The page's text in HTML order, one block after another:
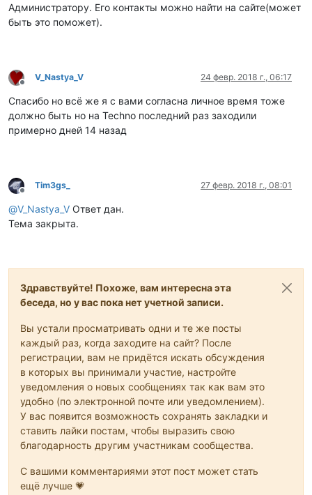
Администратору. Его контакты можно найти на сайте(может
быть это поможет).
Не в сети
V_Nastya_V 24 февр. 2018 г., 06:17
Спасибо но всё же я с вами согласна личное время тоже
должно быть но на Techno последний раз заходили
примерно дней 14 назад
Не в сети
Tim3gs_ 27 февр. 2018 г., 08:01
@V_Nastya_V Ответ дан.
Тема закрыта.
Здравствуйте! Похоже, вам интересна эта
беседа, но у вас пока нет учетной записи.
Вы устали просматривать одни и те же посты
каждый раз, когда заходите на сайт? После
регистрации, вам не придётся искать обсуждения
в которых вы принимали участие, настройте
уведомления о новых сообщениях так как вам это
удобно (по электронной почте или уведомлением).
У вас появится возможность сохранять закладки и
ставить лайки постам, чтобы выразить свою
благодарность другим участникам сообщества.
С вашими комментариями этот пост может стать
ещё лучше 💗